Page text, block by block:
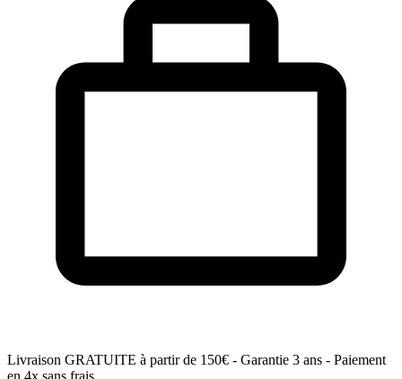
Livraison GRATUITE à partir de 150€ - Garantie 3 ans - Paiement
en 4x sans frais